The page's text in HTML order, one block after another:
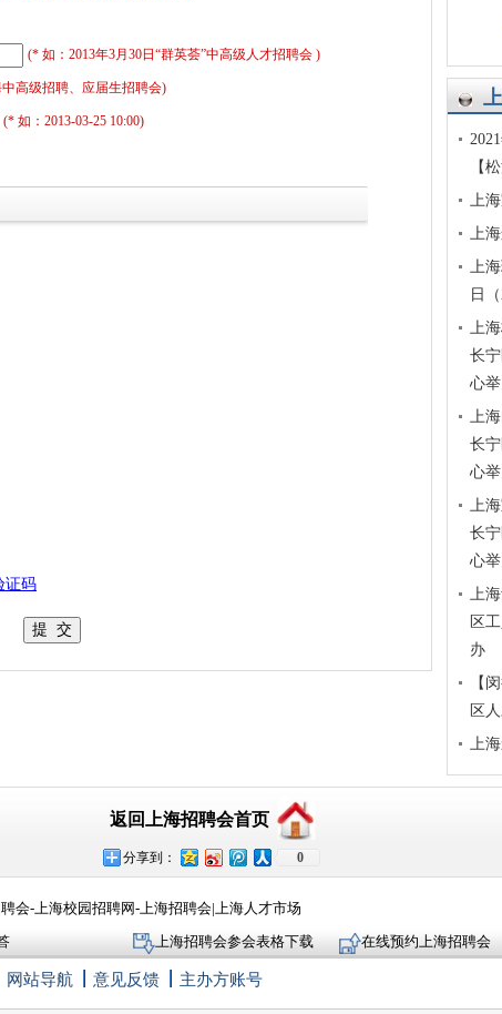
【
上
上
上
日
上
长
心
上
长
心
上
长
心
上
区
办
【
区
上
(* 如：2013年3月30日“群英荟”中高级人才招聘会 )
高级招聘、应届生招聘会)
(* 如：2013-03-25 10:00)
证码
返回上海招聘会首页
分享到： 0
会-上海校园招聘网-上海招聘会|上海人才市场
上海招聘会参会表格下载
在线预约上海招聘会
网站导航 意见反馈 主办方账号